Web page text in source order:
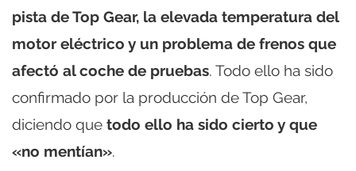
pista de Top Gear, la elevada temperatura del
motor eléctrico y un problema de frenos que
afectó al coche de pruebas. Todo ello ha sido
confirmado por la producción de Top Gear,
diciendo que todo ello ha sido cierto y que
«no mentían».